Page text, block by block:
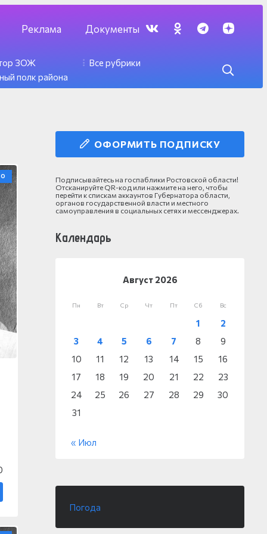
Реклама Документы
ЗОЖ
полк района
Все рубрики
ОФОРМИТЬ ПОДПИСКУ
Подписывайтесь на госпаблики Ростовской области!
Отсканируйте QR-код или нажмите на него, чтобы
перейти к спискам аккаунтов Губернатора области,
органов государственной власти и местного
самоуправления в социальных сетях и мессенджерах.
Календарь
Август 2026
Пн Вт Ср Чт Пт Сб Вс
1
2
3
4 5 6 7 8
9
10
11 12 13 14 15
16
17
18 19 20 21 22
23
24
25 26 27 28 29
30
31
« Июл
Погода